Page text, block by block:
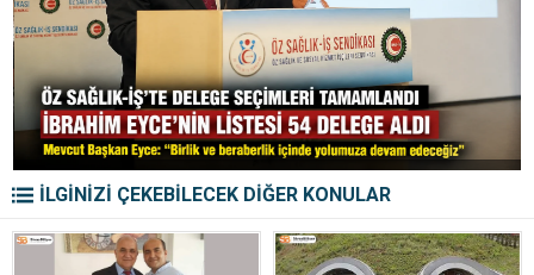
İLGİNİZİ ÇEKEBİLECEK DİĞER KONULAR